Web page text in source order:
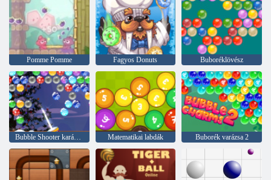
Pomme Pomme Fagyos Donuts Buboréklövész
Bubble Shooter karácsony Matematikai labdák Buborék varázsa 2